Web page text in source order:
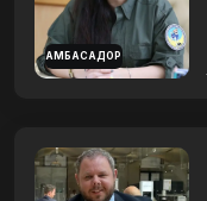
АМБАСАДОР